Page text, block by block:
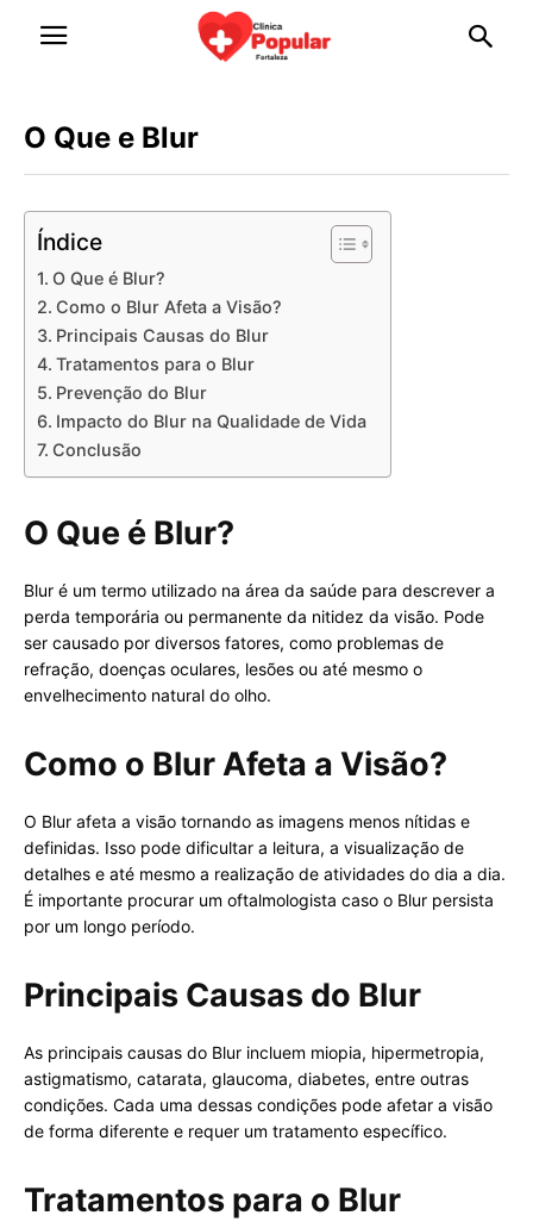
O Que e Blur
Índice
O Que é Blur?
Como o Blur Afeta a Visão?
Principais Causas do Blur
Tratamentos para o Blur
Prevenção do Blur
Impacto do Blur na Qualidade de Vida
Conclusão
O Que é Blur?
Blur é um termo utilizado na área da saúde para descrever a
perda temporária ou permanente da nitidez da visão. Pode
ser causado por diversos fatores, como problemas de
refração, doenças oculares, lesões ou até mesmo o
envelhecimento natural do olho.
Como o Blur Afeta a Visão?
O Blur afeta a visão tornando as imagens menos nítidas e
definidas. Isso pode dificultar a leitura, a visualização de
detalhes e até mesmo a realização de atividades do dia a dia.
É importante procurar um oftalmologista caso o Blur persista
por um longo período.
Principais Causas do Blur
As principais causas do Blur incluem miopia, hipermetropia,
astigmatismo, catarata, glaucoma, diabetes, entre outras
condições. Cada uma dessas condições pode afetar a visão
de forma diferente e requer um tratamento específico.
Tratamentos para o Blur